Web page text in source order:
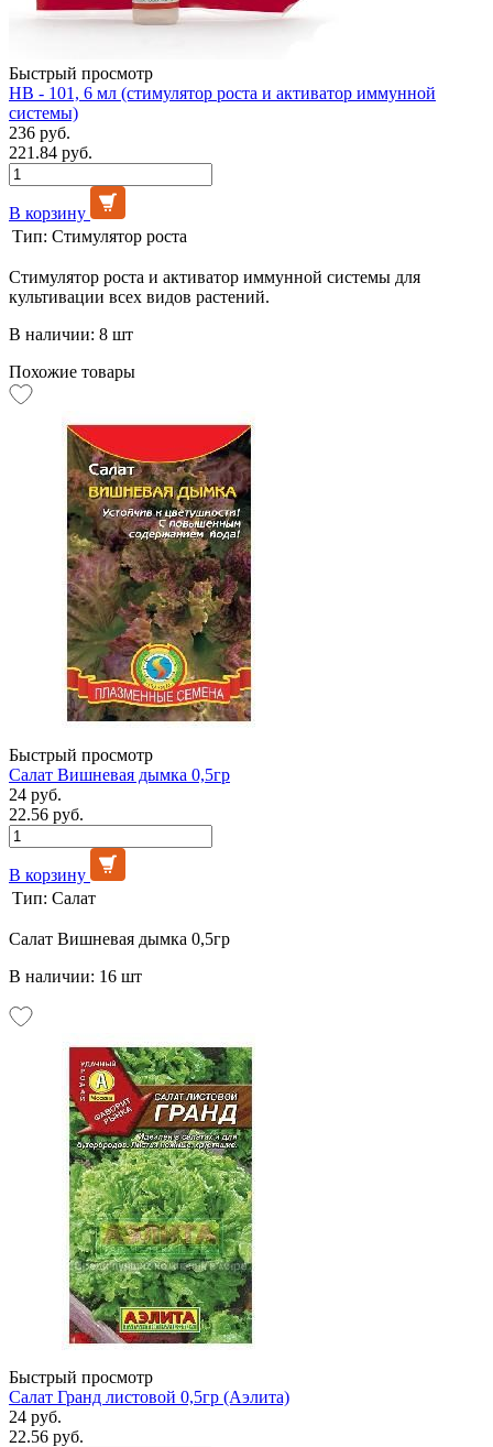
Быстрый просмотр
НВ - 101, 6 мл (стимулятор роста и активатор иммунной
системы)
236 руб.
221.84 руб.
В корзину
Тип: Стимулятор роста
Стимулятор роста и активатор иммунной системы для
культивации всех видов растений.
В наличии: 8 шт
Похожие товары
Быстрый просмотр
Салат Вишневая дымка 0,5гр
24 руб.
22.56 руб.
В корзину
Тип: Салат
Салат Вишневая дымка 0,5гр
В наличии: 16 шт
Быстрый просмотр
Салат Гранд листовой 0,5гр (Аэлита)
24 руб.
22.56 руб.